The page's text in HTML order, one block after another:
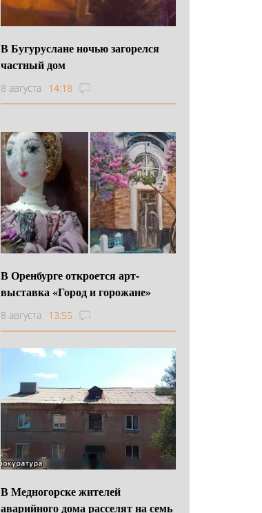
В Бугуруслане ночью загорелся
частный дом
8 августа 14:18
В Оренбурге откроется арт-
выставка «Город и горожане»
8 августа 13:55
В Медногорске жителей
аварийного дома расселят на семь